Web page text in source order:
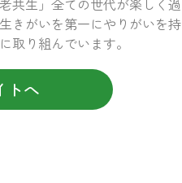
共生」全ての世代が楽しく過
きがいを第一にやりがいを持
取り組んでいます。
トへ